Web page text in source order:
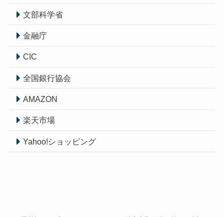
文部科学省
金融庁
CIC
全国銀行協会
AMAZON
楽天市場
Yahoo!ショッピング